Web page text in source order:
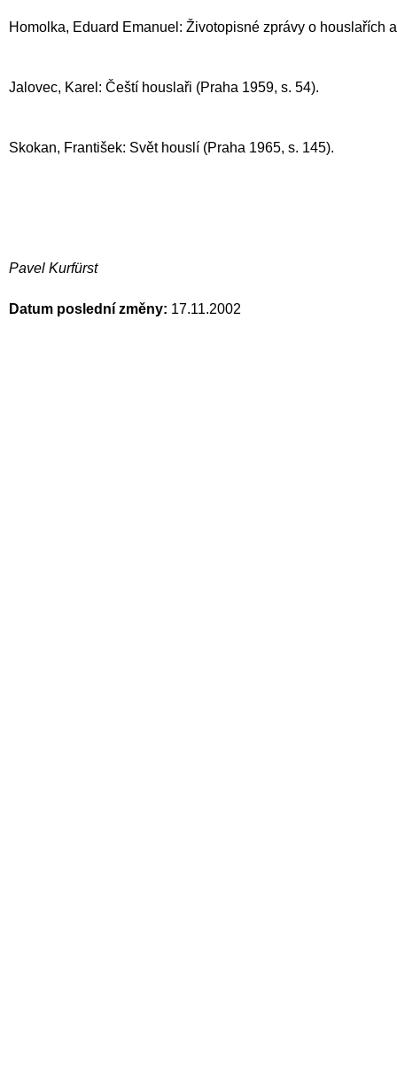
Homolka, Eduard Emanuel: Životopisné zprávy o houslařích
Jalovec, Karel: Čeští houslaři (Praha 1959, s. 54).
Skokan, František: Svět houslí (Praha 1965, s. 145).
Pavel Kurfürst
Datum poslední změny: 17.11.2002